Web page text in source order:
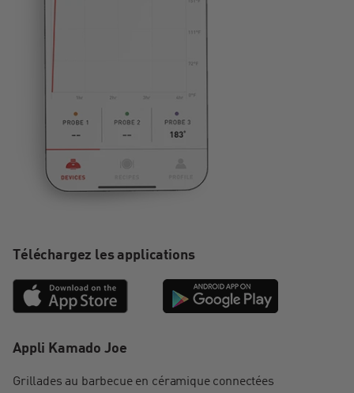
Téléchargez les applications
Appli Kamado Joe
Grillades au barbecue en céramique connectées